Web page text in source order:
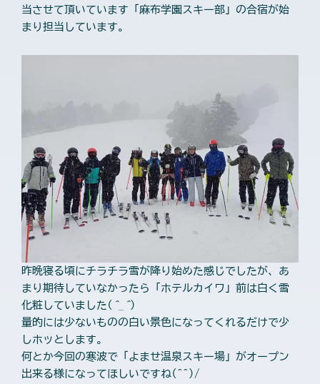
当させて頂いています「麻布学園スキー部」の合宿が始
まり担当しています。
昨晩寝る頃にチラチラ雪が降り始めた感じでしたが、あ
まり期待していなかったら「ホテルカイワ」前は白く雪
化粧していました( ^_^)
量的には少ないものの白い景色になってくれるだけで少
しホッとします。
何とか今回の寒波で「よませ温泉スキー場」がオープン
出来る様になってほしいですね(^^)/